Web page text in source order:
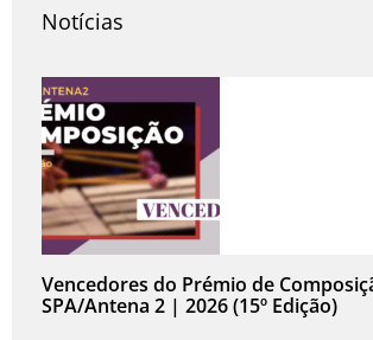
Notícias
Vencedores do Prémio de
SPA/Antena 2 | 2026 (15º Edição)